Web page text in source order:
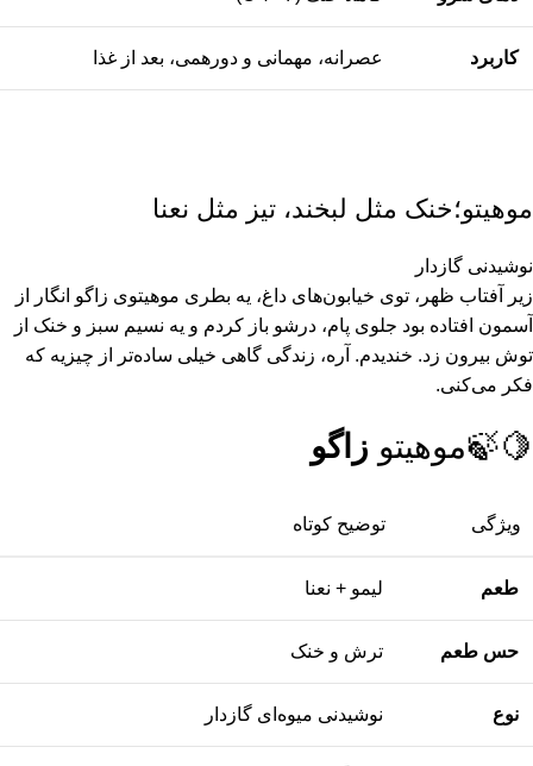
کاربرد عصرانه، مهمانی و دورهمی، بعد از غذا
موهیتو؛خنک مثل لبخند، تیز مثل نعنا
نوشیدنی گازدار
زیر آفتاب ظهر، توی خیابون‌های داغ، یه بطری موهیتوی زاگو انگار از
آسمون افتاده بود جلوی پام، درشو باز کردم و یه نسیم سبز و خنک از
توش بیرون زد. خندیدم. آره، زندگی گاهی خیلی ساده‌تر از چیزیه که
فکر می‌کنی.
🍋‍🍃موهیتو زاگو
ویژگی توضیح کوتاه
طعم لیمو + نعنا
حس طعم ترش و خنک
نوع نوشیدنی میوه‌ای گازدار